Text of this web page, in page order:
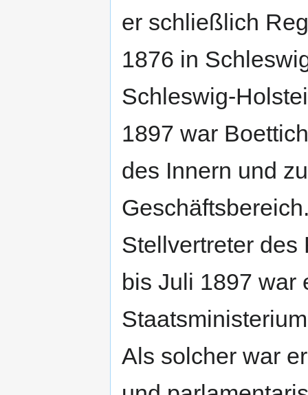
er schließlich
1876 in
Schleswig-
1897 war
des Innern und
Stellvertreter des
bis Juli 1897 war
Als solcher war